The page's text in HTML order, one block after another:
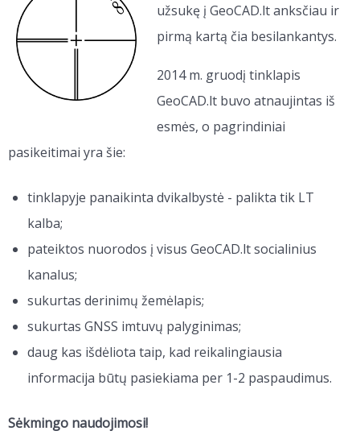
užsukę į GeoCAD.lt anksčiau ir
pirmą kartą čia besilankantys.
2014 m. gruodį tinklapis
GeoCAD.lt buvo atnaujintas iš
esmės, o pagrindiniai
pasikeitimai yra šie:
tinklapyje panaikinta dvikalbystė - palikta tik LT
kalba;
pateiktos nuorodos į visus GeoCAD.lt socialinius
kanalus;
sukurtas derinimų žemėlapis;
sukurtas GNSS imtuvų palyginimas;
daug kas išdėliota taip, kad reikalingiausia
informacija būtų pasiekiama per 1-2 paspaudimus.
Sėkmingo naudojimosi!